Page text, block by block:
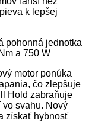
k lepšej
pohonná jednotka
a 750 W
motor ponúka
čo zlepšuje
Hold zabraňuje
svahu. Nový
získať hybnosť